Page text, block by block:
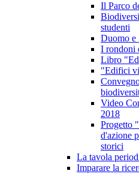
Il Parco
studenti
Duomo e
I rondoni
Libro
"Edifici
Video
2018
Progetto
d'azione
storici
La tavola
Imparare la